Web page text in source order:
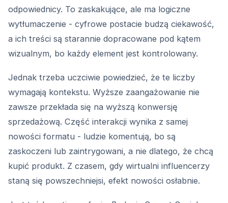
odpowiednicy. To zaskakujące, ale ma logiczne
wytłumaczenie - cyfrowe postacie budzą ciekawość,
a ich treści są starannie dopracowane pod kątem
wizualnym, bo każdy element jest kontrolowany.
Jednak trzeba uczciwie powiedzieć, że te liczby
wymagają kontekstu. Wyższe zaangażowanie nie
zawsze przekłada się na wyższą konwersję
sprzedażową. Część interakcji wynika z samej
nowości formatu - ludzie komentują, bo są
zaskoczeni lub zaintrygowani, a nie dlatego, że chcą
kupić produkt. Z czasem, gdy wirtualni influencerzy
staną się powszechniejsi, efekt nowości osłabnie.